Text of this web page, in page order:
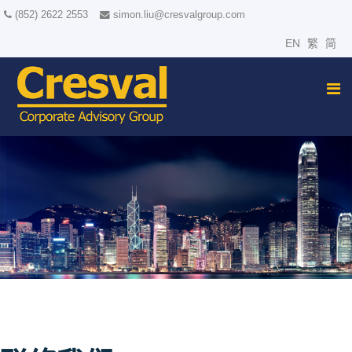
(852) 2622 2553 simon.liu@cresvalgroup.com
EN 繁 简